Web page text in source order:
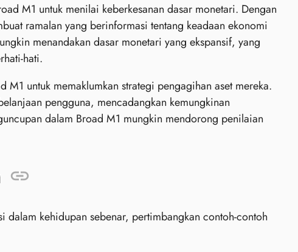
M1 untuk menilai keberkesanan dasar monetari. Dengan
ramalan yang berinformasi tentang keadaan ekonomi
menandakan dasar monetari yang ekspansif, yang
hati.
M1 untuk memaklumkan strategi pengagihan aset mereka.
pengguna, mencadangkan kemungkinan
dalam Broad M1 mungkin mendorong penilaian
kehidupan sebenar, pertimbangkan contoh-contoh